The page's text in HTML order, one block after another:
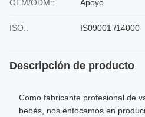
OEM/ODM:: Apoyo
ISO:: IS09001 /14000
Descripción de producto
Como fabricante profesional de
bebés, nos enfocamos en